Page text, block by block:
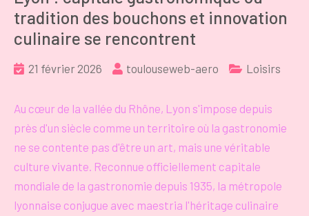
tradition des bouchons et innovation
culinaire se rencontrent
21 février 2026 toulouseweb-aero Loisirs
Au cœur de la vallée du Rhône, Lyon s'impose depuis
près d'un siècle comme un territoire où la gastronomie
ne se contente pas d'être un art, mais une véritable
culture vivante. Reconnue officiellement capitale
mondiale de la gastronomie depuis 1935, la métropole
lyonnaise conjugue avec maestria l'héritage culinaire